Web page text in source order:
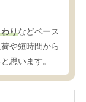
りなどベース
や短時間から
思います。